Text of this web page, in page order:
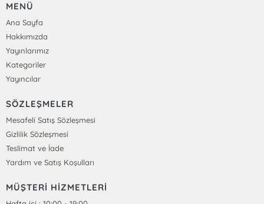
MENÜ
Ana Sayfa
Hakkımızda
Yayınlarımız
Kategoriler
Yayıncılar
SÖZLEŞMELER
Mesafeli Satış Sözleşmesi
Gizlilik Sözleşmesi
Teslimat ve İade
Yardım ve Satış Koşulları
MÜŞTERİ HİZMETLERİ